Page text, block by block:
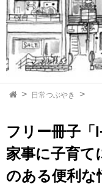
日常つぶやき
フリー冊子
家事に子育て
のある便利な